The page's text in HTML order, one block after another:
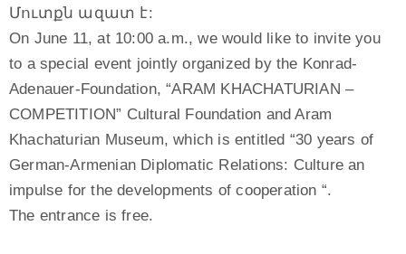
Մուտքն ազատ է:
On June 11, at 10:00 a.m., we would like to invite you
to a special event jointly organized by the Konrad-
Adenauer-Foundation, “ARAM KHACHATURIAN –
COMPETITION” Cultural Foundation and Aram
Khachaturian Museum, which is entitled “30 years of
German-Armenian Diplomatic Relations: Culture an
impulse for the developments of cooperation “.
The entrance is free.